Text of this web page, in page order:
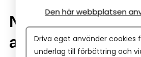
När brukar Almi-
aktuella?
Den här webbplatsen
Driva eget använder
underlag till förbättring och